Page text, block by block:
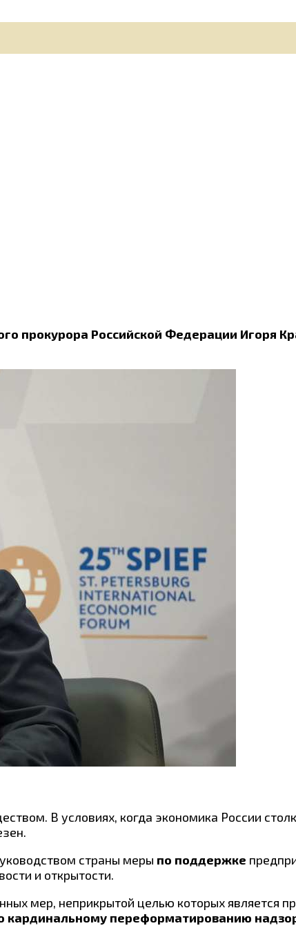
прокурора Российской Федерации Игоря
В условиях, когда экономика России
страны меры по поддержке
и открытости.
мер, неприкрытой целью которых является
кардинальному переформатированию